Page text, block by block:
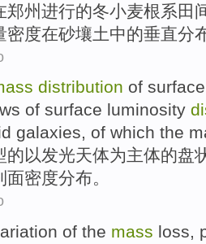
郑州进行的冬小麦根系田
密度在砂壤土中的垂直分
distribution of surface
of surface luminosity
galaxies, of which the
的以发光天体为主体的盘
面密度分布。
of the mass loss,